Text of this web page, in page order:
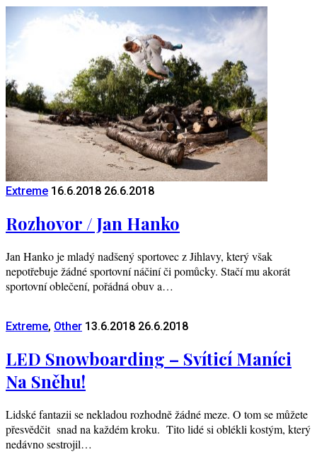
Extreme 16.6.2018 26.6.2018
Rozhovor / Jan Hanko
Jan Hanko je mladý nadšený sportovec z Jihlavy, který však
nepotřebuje žádné sportovní náčiní či pomůcky. Stačí mu akorát
sportovní oblečení, pořádná obuv a…
Extreme, Other 13.6.2018 26.6.2018
LED Snowboarding – Svíticí Maníci
Na Sněhu!
Lidské fantazii se nekladou rozhodně žádné meze. O tom se můžete
přesvědčit snad na každém kroku. Tito lidé si oblékli kostým, který
nedávno sestrojil…